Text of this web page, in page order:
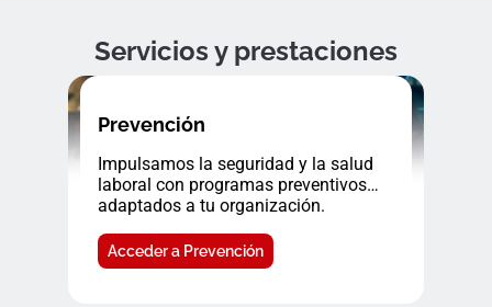
Servicios y prestaciones
Prevención
Impulsamos la seguridad y la salud
laboral con programas preventivos
adaptados a tu organización.
Acceder a Prevención